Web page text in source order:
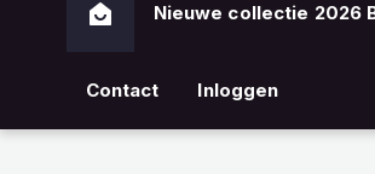
Nieuwe collectie 2026
Contact Inloggen